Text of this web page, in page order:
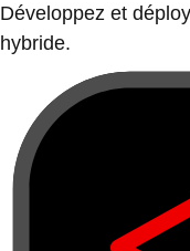
Développez et
hybride.